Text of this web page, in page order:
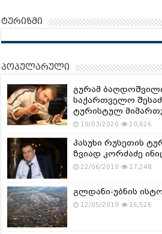
ტურიზმი
პოპულარული
გურამ
საქართველო
ტურისტულ
19/03/2020 20,626
პასუხი რუსეთის
ზვიად კორძაძე
22/06/2019 17,248
გლდანი-უბნის
12/05/2019 16,526